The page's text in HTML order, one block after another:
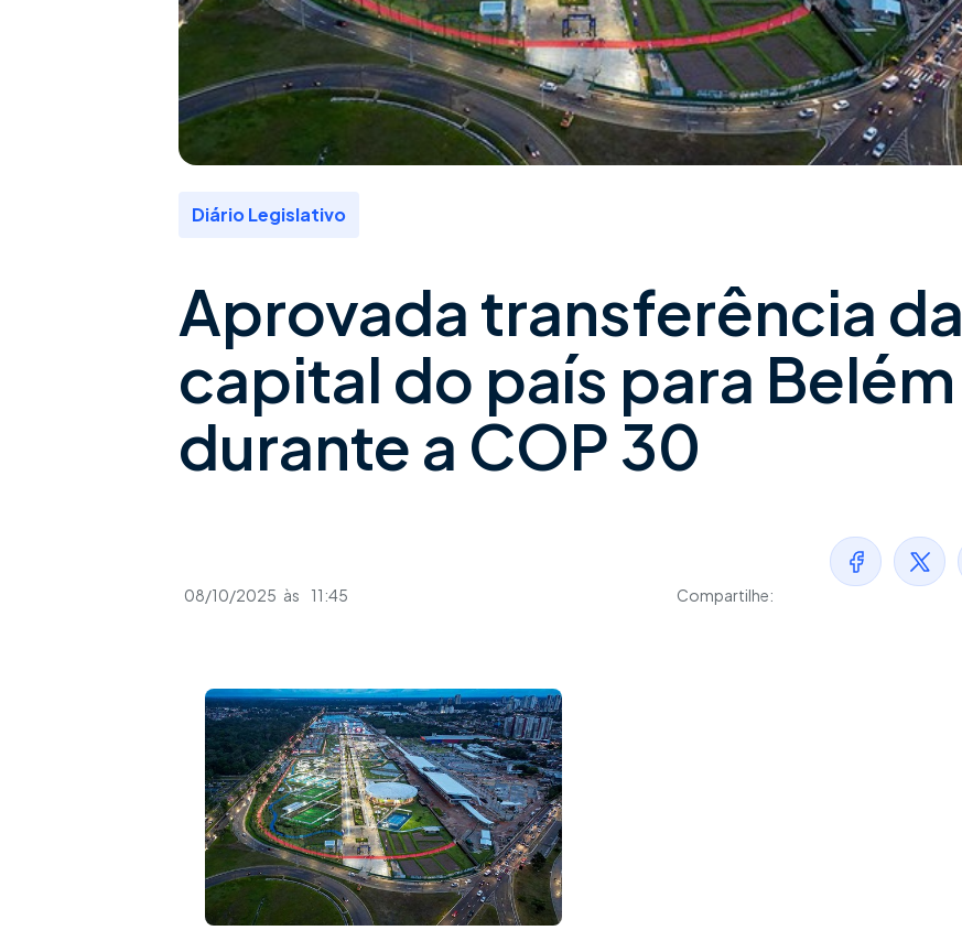
Diário Legislativo
Aprovada transferência da
capital do país para Belém
durante a COP 30
08/10/2025 às 11:45 Compartilhe: